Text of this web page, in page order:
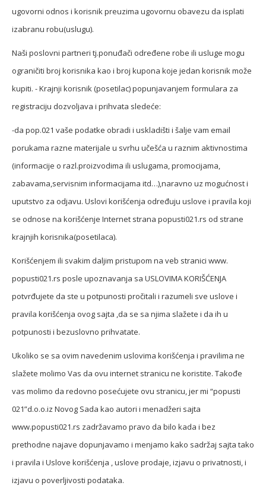
ugovorni odnos i korisnik preuzima ugovornu obavezu da isplati
izabranu robu(uslugu).
Naši poslovni partneri tj.ponuđači određene robe ili usluge mogu
ograničiti broj korisnika kao i broj kupona koje jedan korisnik može
kupiti. - Krajnji korisnik (posetilac) popunjavanjem formulara za
registraciju dozvoljava i prihvata sledeće:
-da pop.021 vaše podatke obradi i uskladišti i šalje vam email
porukama razne materijale u svrhu učešća u raznim aktivnostima
(informacije o razl.proizvodima ili uslugama, promocijama,
zabavama,servisnim informacijama itd…),naravno uz mogućnost i
uputstvo za odjavu. Uslovi korišćenja određuju uslove i pravila koji
se odnose na korišćenje Internet strana popusti021.rs od strane
krajnjih korisnika(posetilaca).
Korišćenjem ili svakim daljim pristupom na veb stranici www.
popusti021.rs posle upoznavanja sa USLOVIMA KORIŠĆENJA
potvrđujete da ste u potpunosti pročitali i razumeli sve uslove i
pravila korišćenja ovog sajta ,da se sa njima slažete i da ih u
potpunosti i bezuslovno prihvatate.
Ukoliko se sa ovim navedenim uslovima korišćenja i pravilima ne
slažete molimo Vas da ovu internet stranicu ne koristite. Takođe
vas molimo da redovno posećujete ovu stranicu, jer mi “popusti
021”d.o.o.iz Novog Sada kao autori i menadžeri sajta
www.popusti021.rs zadržavamo pravo da bilo kada i bez
prethodne najave dopunjavamo i menjamo kako sadržaj sajta tako
i pravila i Uslove korišćenja , uslove prodaje, izjavu o privatnosti, i
izjavu o poverljivosti podataka.